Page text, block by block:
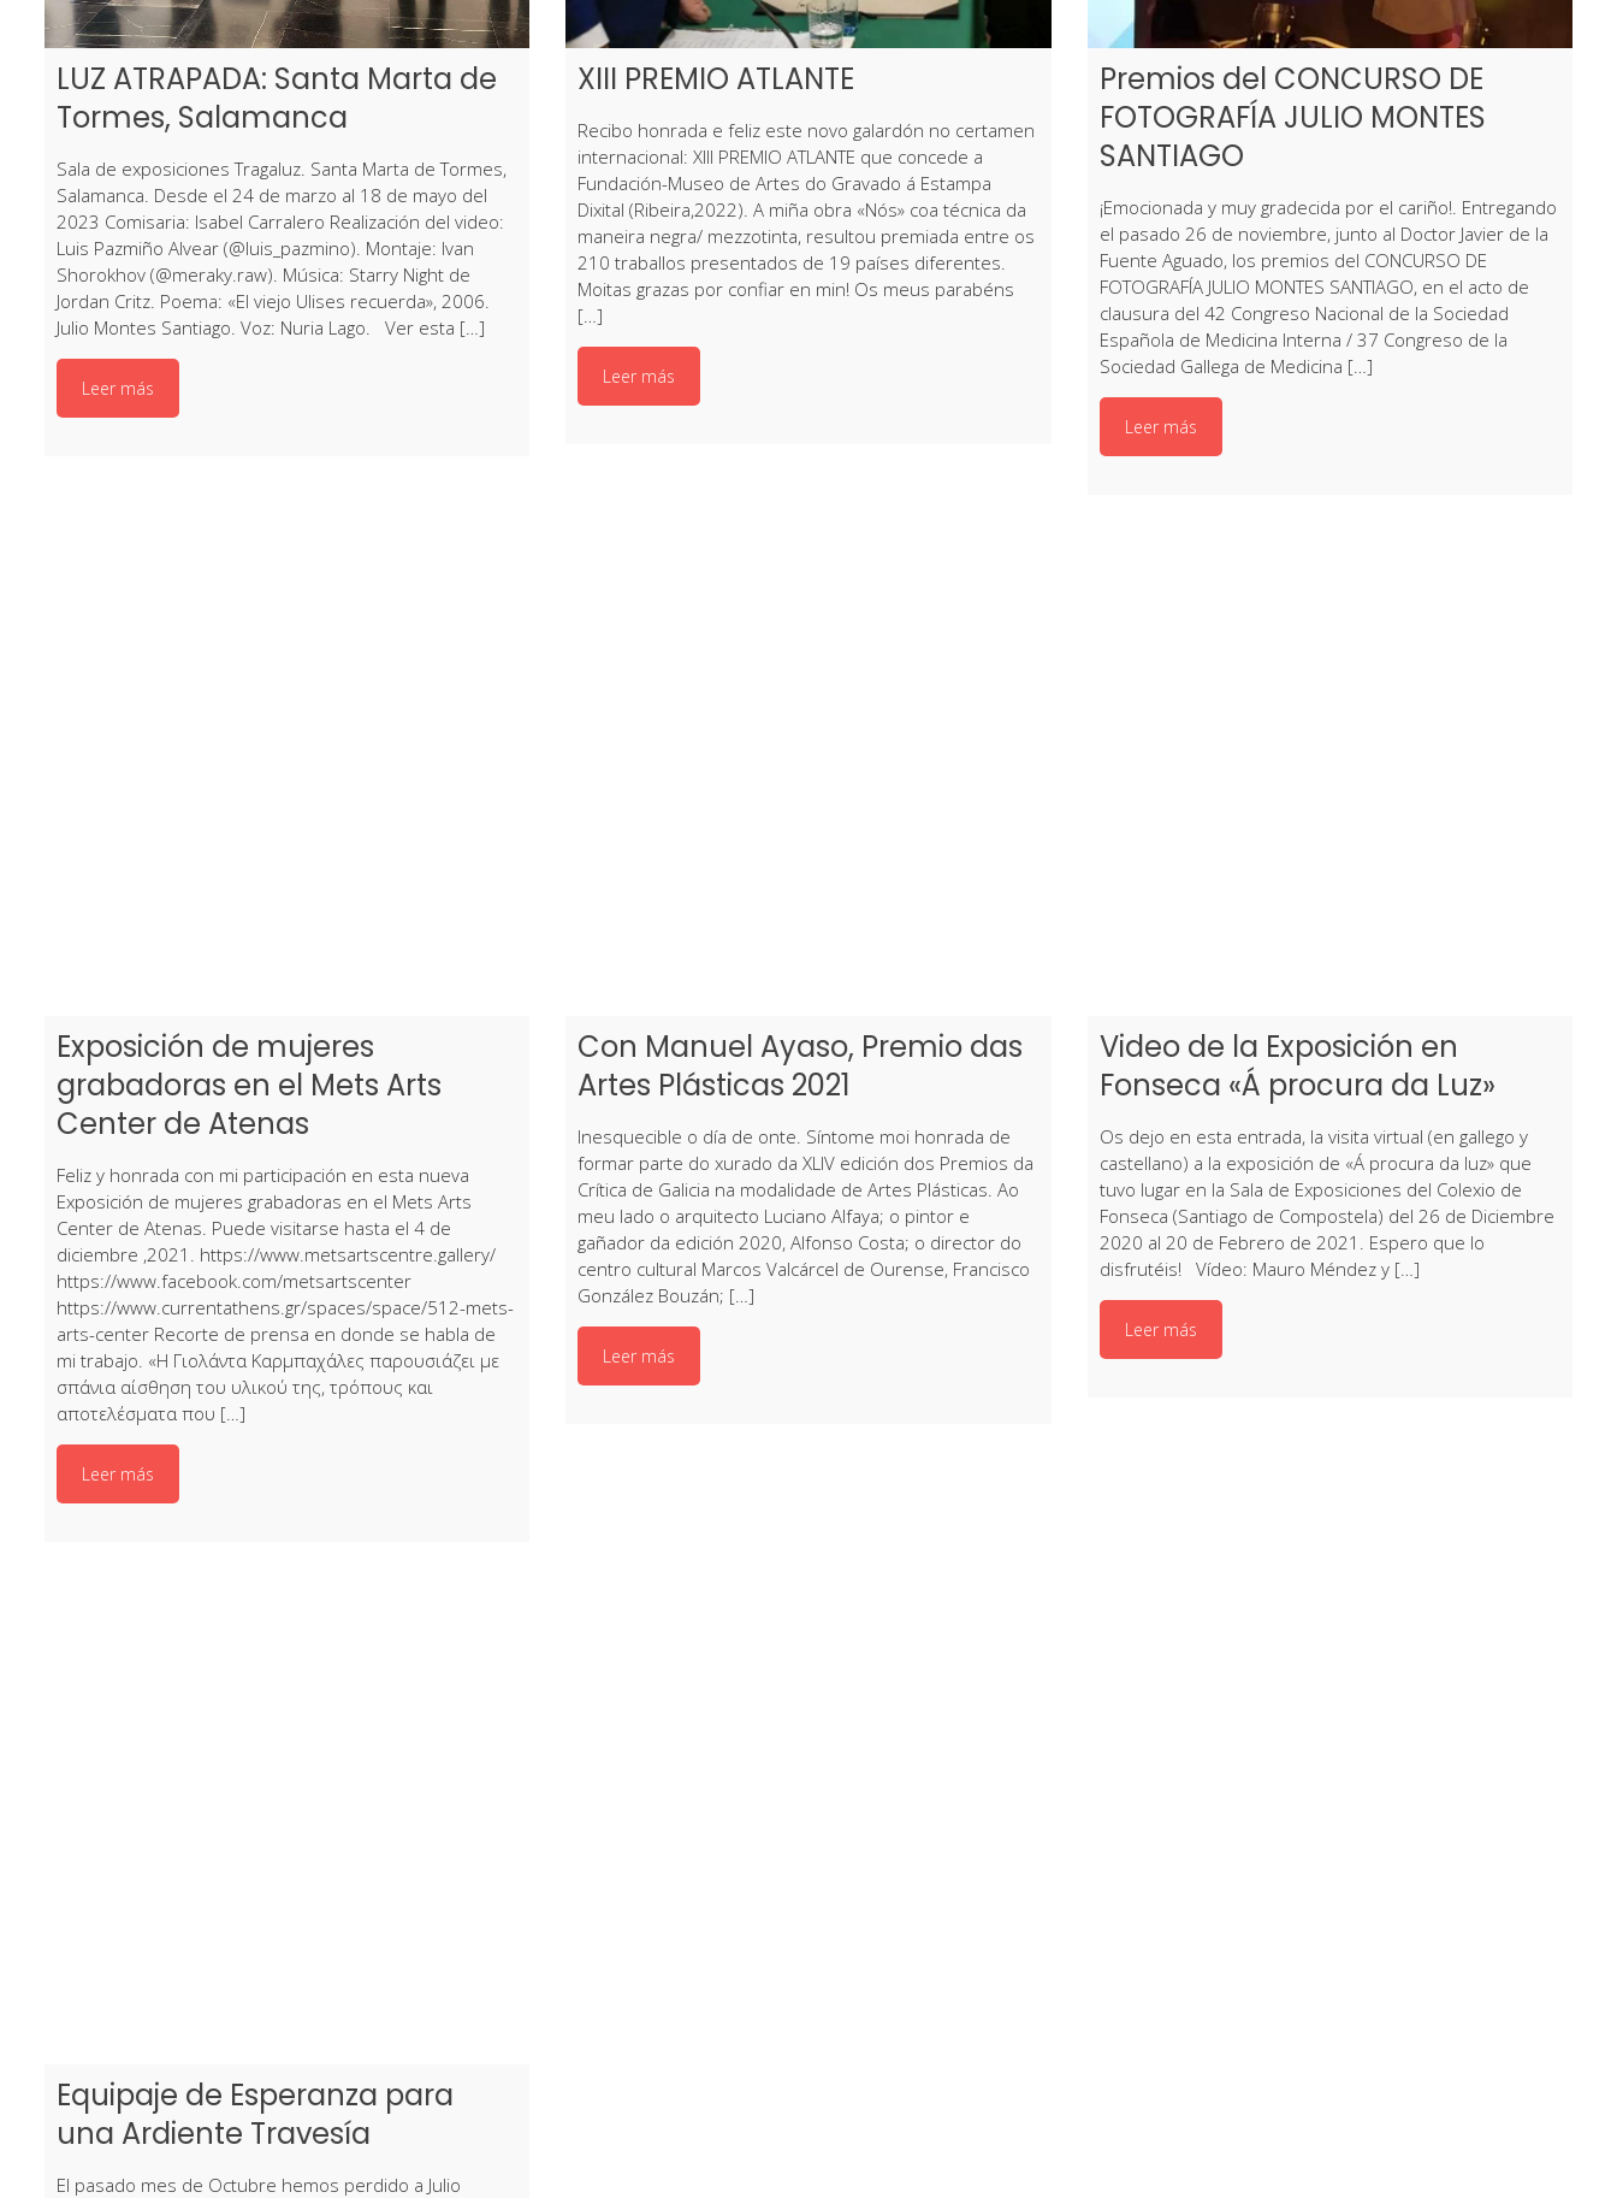
LUZ ATRAPADA: Santa Marta de
Tormes, Salamanca
Sala de exposiciones Tragaluz. Santa Marta de Tormes,
Salamanca. Desde el 24 de marzo al 18 de mayo del
2023 Comisaria: Isabel Carralero Realización del video:
Luis Pazmiño Alvear (@luis_pazmino). Montaje: Ivan
Shorokhov (@meraky.raw). Música: Starry Night de
Jordan Critz. Poema: «El viejo Ulises recuerda», 2006.
Julio Montes Santiago. Voz: Nuria Lago. Ver esta […]
Leer más
XIII PREMIO ATLANTE
Recibo honrada e feliz este novo galardón no certamen
internacional: XIII PREMIO ATLANTE que concede a
Fundación-Museo de Artes do Gravado á Estampa
Dixital (Ribeira,2022). A miña obra «Nós» coa técnica da
maneira negra/ mezzotinta, resultou premiada entre os
210 traballos presentados de 19 países diferentes.
Moitas grazas por confiar en min! Os meus parabéns
[…]
Leer más
Premios del CONCURSO DE
FOTOGRAFÍA JULIO MONTES
SANTIAGO
¡Emocionada y muy gradecida por el cariño!. Entregando
el pasado 26 de noviembre, junto al Doctor Javier de la
Fuente Aguado, los premios del CONCURSO DE
FOTOGRAFÍA JULIO MONTES SANTIAGO, en el acto de
clausura del 42 Congreso Nacional de la Sociedad
Española de Medicina Interna / 37 Congreso de la
Sociedad Gallega de Medicina […]
Leer más
Exposición de mujeres
grabadoras en el Mets Arts
Center de Atenas
Feliz y honrada con mi participación en esta nueva
Exposición de mujeres grabadoras en el Mets Arts
Center de Atenas. Puede visitarse hasta el 4 de
diciembre ,2021. https://www.metsartscentre.gallery/
https://www.facebook.com/metsartscenter
https://www.currentathens.gr/spaces/space/512-mets-
arts-center Recorte de prensa en donde se habla de
mi trabajo. «Η Γιολάντα Καρμπαχάλες παρουσιάζει με
σπάνια αίσθηση του υλικού της, τρόπους και
αποτελέσματα που […]
Leer más
Con Manuel Ayaso, Premio das
Artes Plásticas 2021
Inesquecible o día de onte. Síntome moi honrada de
formar parte do xurado da XLIV edición dos Premios da
Crítica de Galicia na modalidade de Artes Plásticas. Ao
meu lado o arquitecto Luciano Alfaya; o pintor e
gañador da edición 2020, Alfonso Costa; o director do
centro cultural Marcos Valcárcel de Ourense, Francisco
González Bouzán; […]
Leer más
Video de la Exposición en
Fonseca «Á procura da Luz»
Os dejo en esta entrada, la visita virtual (en gallego y
castellano) a la exposición de «Á procura da luz» que
tuvo lugar en la Sala de Exposiciones del Colexio de
Fonseca (Santiago de Compostela) del 26 de Diciembre
2020 al 20 de Febrero de 2021. Espero que lo
disfrutéis! Vídeo: Mauro Méndez y […]
Leer más
Equipaje de Esperanza para
una Ardiente Travesía
El pasado mes de Octubre hemos perdido a Julio